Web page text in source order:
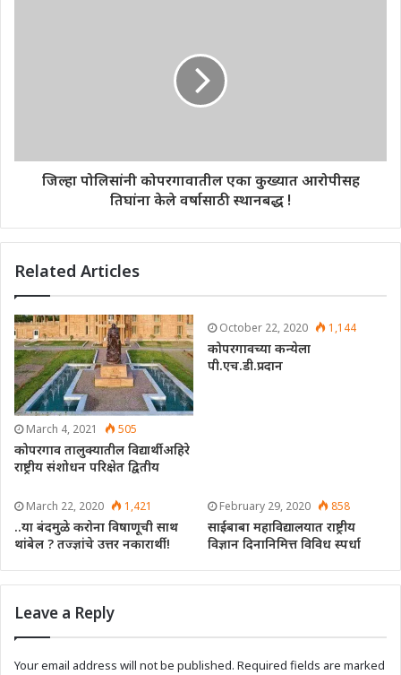
जिल्हा पोलिसांनी कोपरगावातील एका कुख्यात आरोपीसह
तिघांना केले वर्षासाठी स्थानबद्ध !
Related Articles
March 4, 2021 505
कोपरगाव तालुक्यातील विद्यार्थी अहिरे
राष्ट्रीय संशोधन परिक्षेत द्वितीय
October 22, 2020 1,144
कोपरगावच्या कन्येला
पी.एच.डी.प्रदान
March 22, 2020 1,421
..या बंदमुळे करोना विषाणूची साथ
थांबेल ? तज्ज्ञांचे उत्तर नकारार्थी !
February 29, 2020 858
साईबाबा महाविद्यालयात राष्ट्रीय
विज्ञान दिनानिमित्त विविध स्पर्धा
Leave a Reply
Your email address will not be published. Required fields are marked